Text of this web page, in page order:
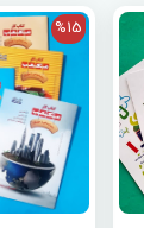
%15